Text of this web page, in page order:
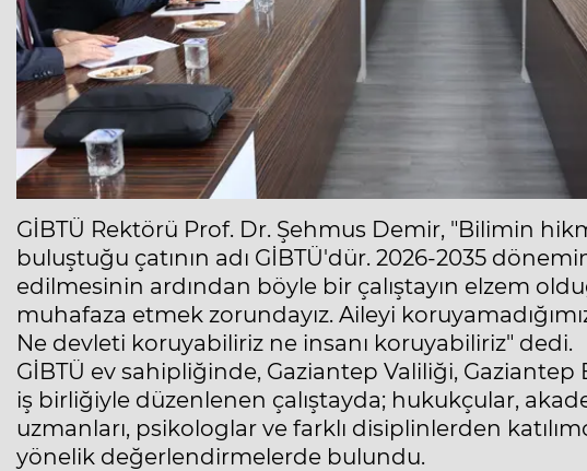
GİBTÜ Rektörü Prof. Dr. Şehmus Demir, "Bilimin
buluştuğu çatının adı GİBTÜ'dür. 2026-2035
edilmesinin ardından böyle bir çalıştayın elzem
muhafaza etmek zorundayız. Aileyi
Ne devleti koruyabiliriz ne insanı koruyabiliriz" dedi.
GİBTÜ ev sahipliğinde, Gaziantep Valiliği, Gaziantep
iş birliğiyle düzenlenen çalıştayda; hukukçular,
uzmanları, psikologlar ve farklı disiplinlerden
yönelik değerlendirmelerde bulundu.